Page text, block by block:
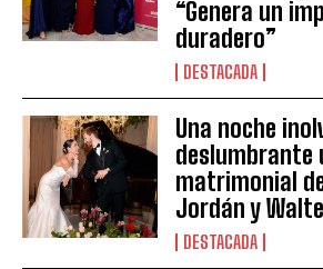
“Genera un
duradero”
DESTACADA
Una noche
deslumbrante
matrimonial
Jordán y
DESTACADA